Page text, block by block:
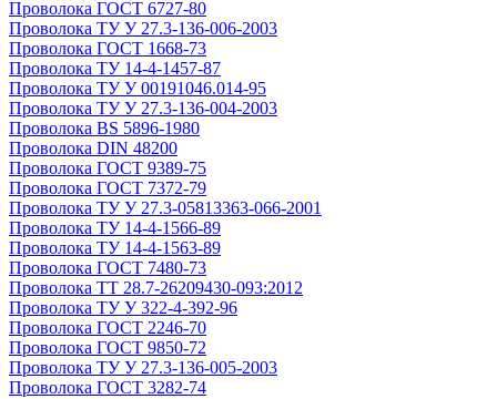
Проволока ГОСТ 6727-80
Проволока ТУ У 27.3-136-006-2003
Проволока ГОСТ 1668-73
Проволока ТУ 14-4-1457-87
Проволока ТУ У 00191046.014-95
Проволока ТУ У 27.3-136-004-2003
Проволока ВS 5896-1980
Проволока DIN 48200
Проволока ГОСТ 9389-75
Проволока ГОСТ 7372-79
Проволока ТУ У 27.3-05813363-066-2001
Проволока ТУ 14-4-1566-89
Проволока ТУ 14-4-1563-89
Проволока ГОСТ 7480-73
Проволока ТТ 28.7-26209430-093:2012
Проволока ТУ У 322-4-392-96
Проволока ГОСТ 2246-70
Проволока ГОСТ 9850-72
Проволока ТУ У 27.3-136-005-2003
Проволока ГОСТ 3282-74